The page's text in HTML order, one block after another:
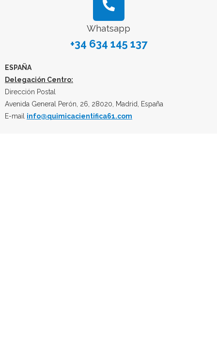
Whatsapp
+34 634 145 137
ESPAÑA
Delegación Centro:
Dirección Postal
Avenida General Perón, 26, 28020, Madrid, España
E-mail info@quimicacientifica61.com